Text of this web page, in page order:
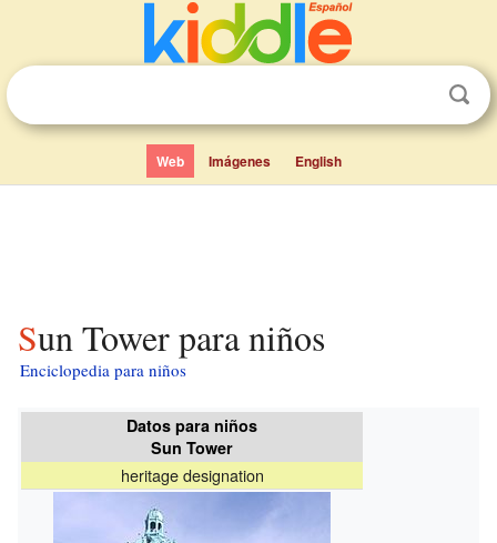
Web Imágenes English
Sun Tower para niños
Enciclopedia para niños
Datos para niños
Sun Tower
heritage designation